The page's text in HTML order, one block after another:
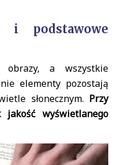
i podstawowe
obrazy, a wszystkie
elementy pozostają
słonecznym. Przy
wyświetlanego